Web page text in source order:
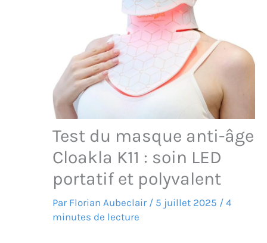
Test du masque anti-âge
Cloakla K11 : soin LED
portatif et polyvalent
Par Florian Aubeclair / 5 juillet 2025 / 4
minutes de lecture